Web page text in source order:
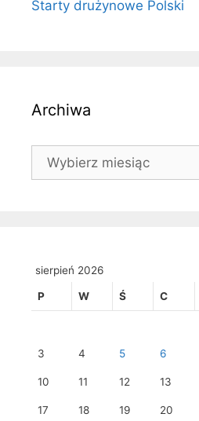
Starty drużynowe Polski
Archiwa
Archiwa
sierpień 2026
P W Ś C
3 4 5 6
10 11 12 13
17 18 19 20